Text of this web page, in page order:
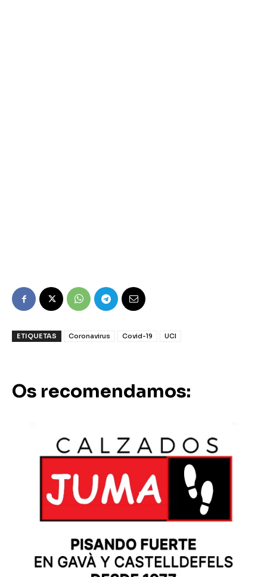
ETIQUETAS Coronavirus Covid-19 UCI
Os recomendamos: